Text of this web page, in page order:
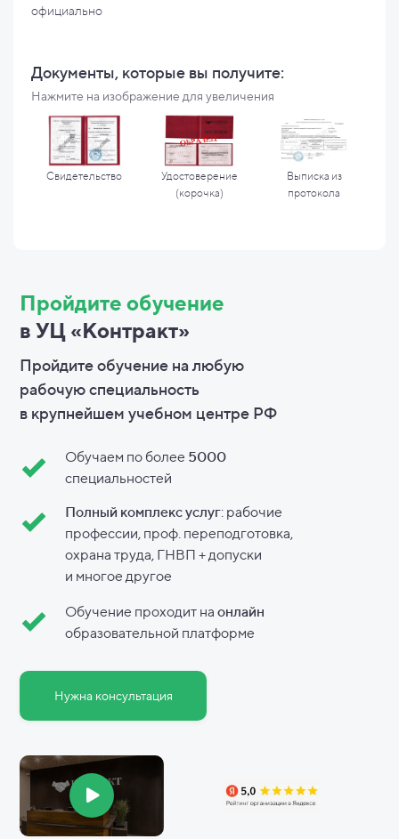
официально
Документы, которые вы получите:
Нажмите на изображение для увеличения
Свидетельство
Удостоверение
(корочка)
Выписка из
протокола
Пройдите обучение
в УЦ «Контракт»
Нужна консультация
Пройдите обучение на любую
рабочую специальность
в крупнейшем учебном центре РФ
Обучаем по более 5000
специальностей
Обучение проходит наонлайн
образовательной платформе
Полный комплекс услуг: рабочие
профессии, проф. переподготовка,
охрана труда, ГНВП + допуски
и многое другое